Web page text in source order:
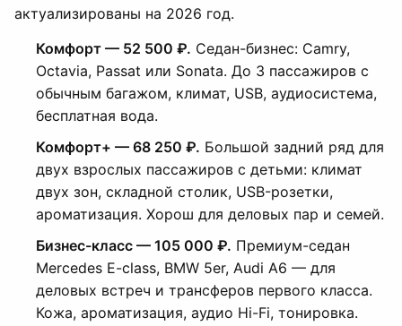
актуализированы на 2026 год.
Комфорт — 52 500 ₽. Седан-бизнес: Camry,
Octavia, Passat или Sonata. До 3 пассажиров с
обычным багажом, климат, USB, аудиосистема,
бесплатная вода.
Комфорт+ — 68 250 ₽. Большой задний ряд для
двух взрослых пассажиров с детьми: климат
двух зон, складной столик, USB-розетки,
ароматизация. Хорош для деловых пар и семей.
Бизнес-класс — 105 000 ₽. Премиум-седан
Mercedes E-class, BMW 5er, Audi A6 — для
деловых встреч и трансферов первого класса.
Кожа, ароматизация, аудио Hi-Fi, тонировка.